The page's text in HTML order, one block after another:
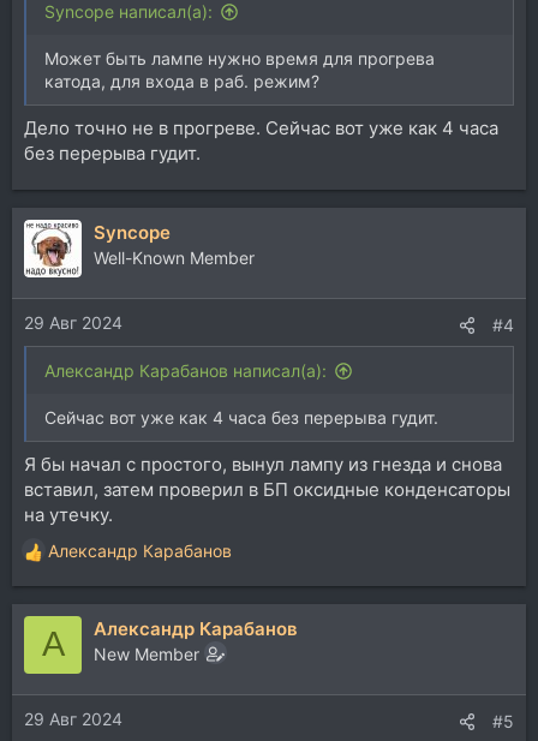
Syncope написал(а):
Может быть лампе нужно время для прогрева
катода, для входа в раб. режим?
Дело точно не в прогреве. Сейчас вот уже как 4 часа
без перерыва гудит.
Syncope
Well-Known Member
29 Авг 2024 #4
Александр Карабанов написал(а):
Сейчас вот уже как 4 часа без перерыва гудит.
Я бы начал с простого, вынул лампу из гнезда и снова
вставил, затем проверил в БП оксидные конденсаторы
на утечку.
Р
е
а
и
и
:
Александр Карабанов
А Александр Карабанов
New Member
29 Авг 2024 #5